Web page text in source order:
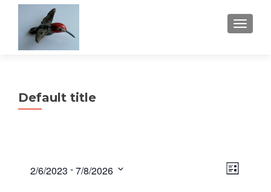
Default title
LISTE
2/6/2023 - 7/8/2026